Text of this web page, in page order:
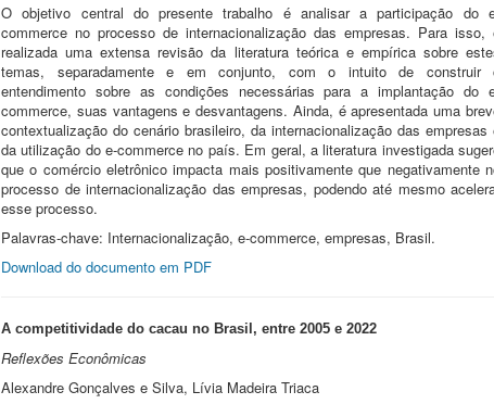
O objetivo central do presente trabalho é analisar a participação do
commerce no processo de internacionalização das empresas. Para isso,
realizada uma extensa revisão da literatura teórica e empírica sobre
temas, separadamente e em conjunto, com o intuito de construir
entendimento sobre as condições necessárias para a implantação do
commerce, suas vantagens e desvantagens. Ainda, é apresentada uma
contextualização do cenário brasileiro, da internacionalização das empresas
da utilização do e-commerce no país. Em geral, a literatura investigada
que o comércio eletrônico impacta mais positivamente que negativamente
processo de internacionalização das empresas, podendo até mesmo
esse processo.
Palavras-chave: Internacionalização, e-commerce, empresas, Brasil.
Download do documento em PDF
A competitividade do cacau no Brasil, entre 2005 e 2022
Reflexões Econômicas
Alexandre Gonçalves e Silva, Lívia Madeira Triaca